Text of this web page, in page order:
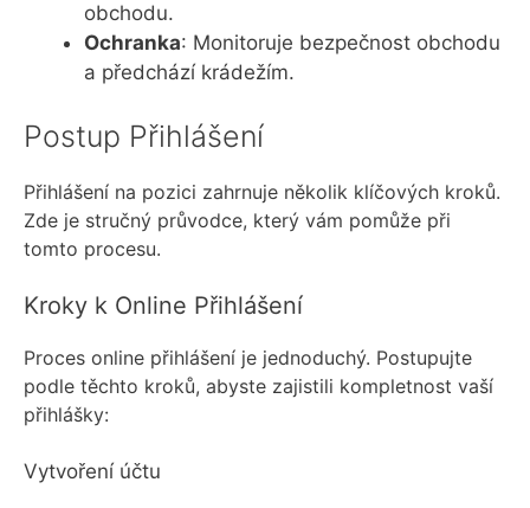
obchodu.
Ochranka: Monitoruje bezpečnost obchodu
a předchází krádežím.
Postup Přihlášení
Přihlášení na pozici zahrnuje několik klíčových kroků.
Zde je stručný průvodce, který vám pomůže při
tomto procesu.
Kroky k Online Přihlášení
Proces online přihlášení je jednoduchý. Postupujte
podle těchto kroků, abyste zajistili kompletnost vaší
přihlášky:
Vytvoření účtu